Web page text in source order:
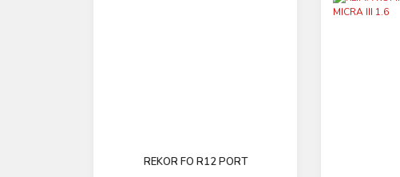
REKOR FO R12 PORT